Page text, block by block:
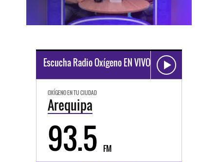
Escucha Radio Oxígeno EN VIVO
OXÍGENO EN TU CIUDAD
Arequipa
93.5 FM